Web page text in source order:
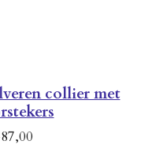
collier met